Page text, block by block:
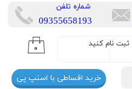
ثبت نام کنید ۰
​شماره تلفن
​​09355658193
خرید اقساطی با اسنپ پی